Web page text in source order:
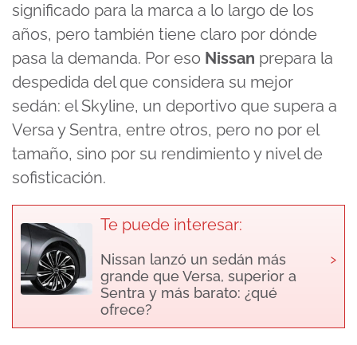
significado para la marca a lo largo de los
años, pero también tiene claro por dónde
pasa la demanda. Por eso Nissan prepara la
despedida del que considera su mejor
sedán: el Skyline, un deportivo que supera a
Versa y Sentra, entre otros, pero no por el
tamaño, sino por su rendimiento y nivel de
sofisticación.
Te puede interesar:
Nissan lanzó un sedán más
grande que Versa, superior a
Sentra y más barato: ¿qué
ofrece?
›